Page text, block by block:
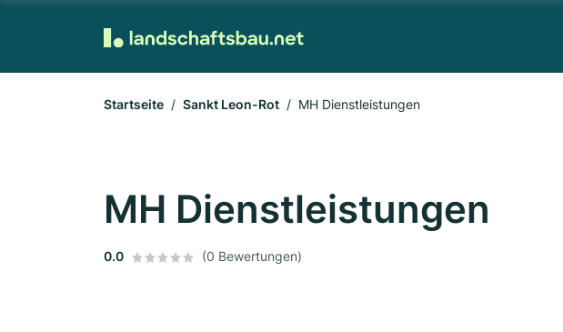
Startseite Sankt Leon-Rot MH Dienstleistungen
MH Dienstleistungen
0.0 (0 Bewertungen)